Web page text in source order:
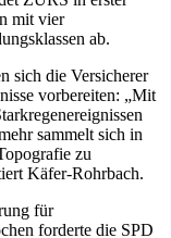
mit vier
ab.
sich die Versicherer
vorbereiten: „Mit
sammelt sich in
zu
Käfer-Rohrbach.
für
forderte die SPD